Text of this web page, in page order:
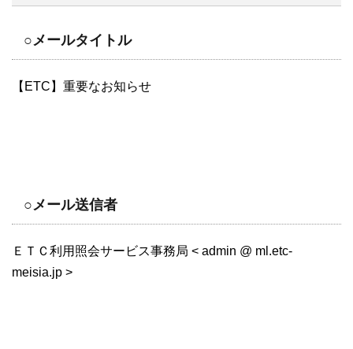
○メールタイトル
【ETC】重要なお知らせ
○メール送信者
ＥＴＣ利用照会サービス事務局 < admin @ ml.etc-
meisia.jp >